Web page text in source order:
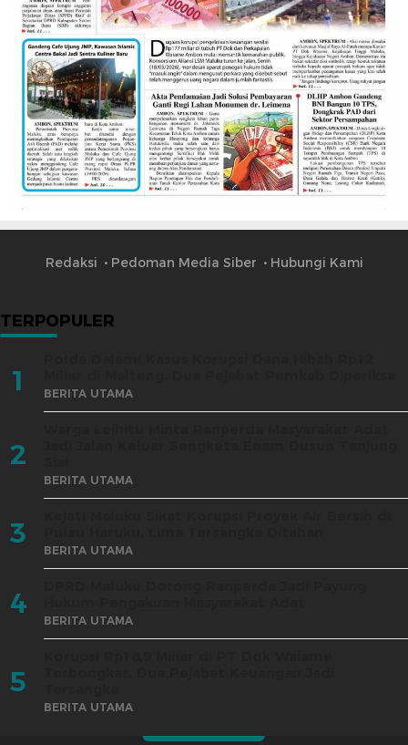
Redaksi Pedoman Media Siber Hubungi Kami
TERPOPULER
1 BERITA UTAMA
2
BERITA UTAMA
3 BERITA UTAMA
4 BERITA UTAMA
5
BERITA UTAMA